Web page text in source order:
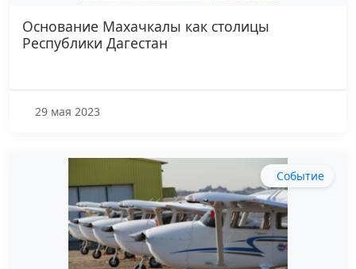
Основание Махачкалы как столицы
Республики Дагестан
29 мая 2023
Событие